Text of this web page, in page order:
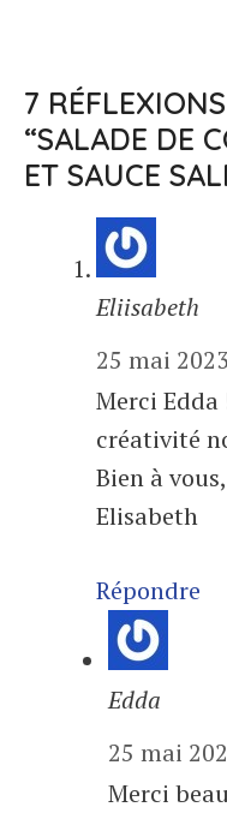
7
“SALADE DE
ET SAUCE
Eliisabeth
25 mai
Merci Edda
créativité
Bien à vous,
Elisabeth
Répondre
Edda
25 mai
Merci